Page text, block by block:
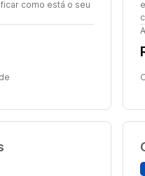
como está o seu